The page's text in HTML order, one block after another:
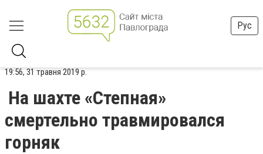
Рус
19:56, 31 травня 2019 р.
На шахте «Степная»
смертельно травмировался
горняк